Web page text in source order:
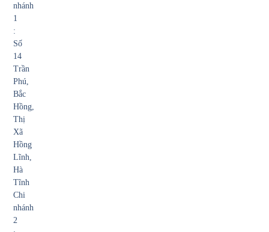
nhánh
1
:
Số
14
Trần
Phú,
Bắc
Hồng,
Thị
Xã
Hồng
Lĩnh,
Hà
Tĩnh
Chi
nhánh
2